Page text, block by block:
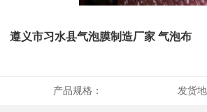
遵义市习水县气泡膜制造厂家 气泡布
产品规格： 发货